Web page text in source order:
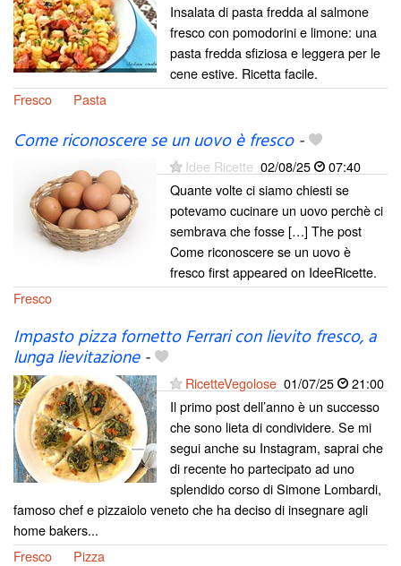
Insalata di pasta fredda al salmone
fresco con pomodorini e limone: una
pasta fredda sfiziosa e leggera per le
cene estive. Ricetta facile.
Fresco
Pasta
Come riconoscere se un uovo è fresco-
Idee Ricette 02/08/25
07:40
Quante volte ci siamo chiesti se
potevamo cucinare un uovo perchè ci
sembrava che fosse […] The post
Come riconoscere se un uovo è
fresco first appeared on IdeeRicette.
Fresco
Impasto pizza fornetto Ferrari con lievito fresco, a
lunga lievitazione-
RicetteVegolose 01/07/25
21:00
Il primo post dell’anno è un successo
che sono lieta di condividere. Se mi
segui anche su Instagram, saprai che
di recente ho partecipato ad uno
splendido corso di Simone Lombardi,
famoso chef e pizzaiolo veneto che ha deciso di insegnare agli
home bakers...
Fresco
Pizza